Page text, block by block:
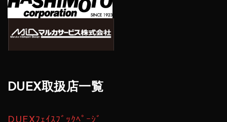
DUEX取扱店一覧
DUEXﾌｪｲｽﾌﾞｯｸﾍﾟｰｼﾞ